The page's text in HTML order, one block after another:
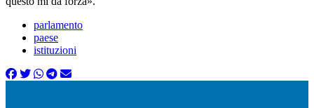
parlamento
paese
istituzioni